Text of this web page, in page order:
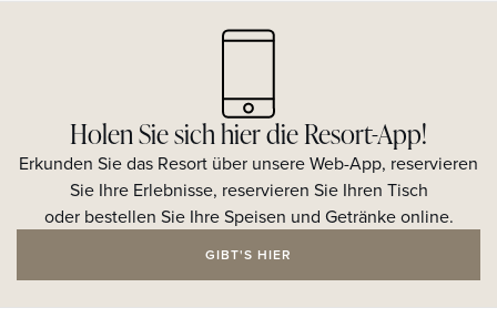
Holen Sie sich hier die Resort-App!
Erkunden Sie das Resort über unsere Web-App, reservieren
Sie Ihre Erlebnisse, reservieren Sie Ihren Tisch
oder bestellen Sie Ihre Speisen und Getränke online.
GIBT'S HIER